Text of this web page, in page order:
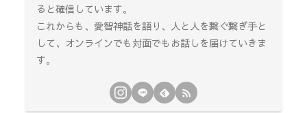
ると確信しています。
これからも、愛智神話を語り、人と人を繋ぐ繋ぎ手と
して、オンラインでも対面でもお話しを届けていきま
す。